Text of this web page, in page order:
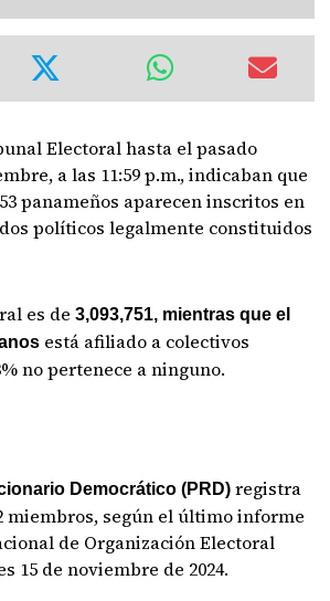
Electoral hasta el pasado
a las 11:59 p.m., indicaban que
panameños aparecen inscritos en
políticos legalmente constituidos
es de 3,093,751, mientras que el
está afiliado a colectivos
no pertenece a ninguno.
Democrático (PRD)registra
miembros, según el último informe
de Organización Electoral
15 de noviembre de 2024.